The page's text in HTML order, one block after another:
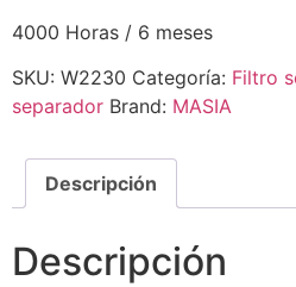
4000 Horas / 6 meses
SKU: W2230 Categoría: Filtro
separador Brand: MASIA
Descripción
Descripción